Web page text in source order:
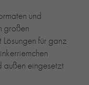
und
großen
für ganz
außen eingesetzt